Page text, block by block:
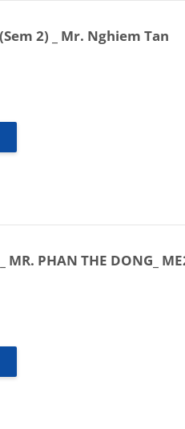
2) _ Mr. Nghiem Tan
PHAN THE DONG_